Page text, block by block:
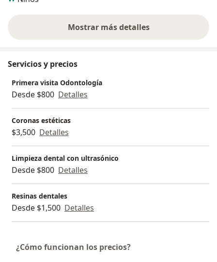
Mostrar más detalles
sobre la experiencia
Servicios y precios
Primera visita Odontología
Desde $800 Detalles
Coronas estéticas
$3,500 Detalles
Limpieza dental con ultrasónico
Desde $800 Detalles
Resinas dentales
Desde $1,500 Detalles
¿Cómo funcionan los precios?